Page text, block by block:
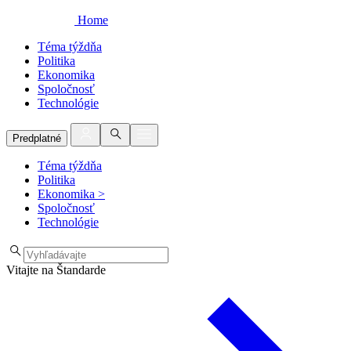
Home
Téma týždňa
Politika
Ekonomika
Spoločnosť
Technológie
Predplatné
Téma týždňa
Politika
Ekonomika >
Spoločnosť
Technológie
Vitajte na Štandarde